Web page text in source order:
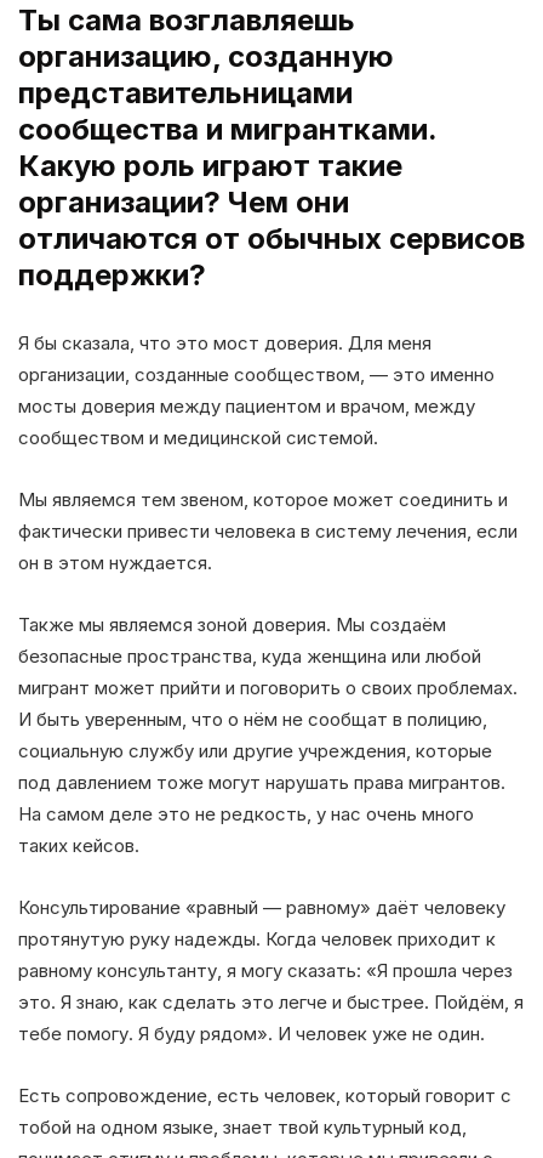
Ты сама возглавляешь
организацию, созданную
представительницами
сообщества и мигрантками.
Какую роль играют такие
организации? Чем они
отличаются от обычных сервисов
поддержки?
Я бы сказала, что это мост доверия. Для меня
организации, созданные сообществом, — это именно
мосты доверия между пациентом и врачом, между
сообществом и медицинской системой.
Мы являемся тем звеном, которое может соединить и
фактически привести человека в систему лечения, если
он в этом нуждается.
Также мы являемся зоной доверия. Мы создаём
безопасные пространства, куда женщина или любой
мигрант может прийти и поговорить о своих проблемах.
И быть уверенным, что о нём не сообщат в полицию,
социальную службу или другие учреждения, которые
под давлением тоже могут нарушать права мигрантов.
На самом деле это не редкость, у нас очень много
таких кейсов.
Консультирование «равный — равному» даёт человеку
протянутую руку надежды. Когда человек приходит к
равному консультанту, я могу сказать: «Я прошла через
это. Я знаю, как сделать это легче и быстрее. Пойдём, я
тебе помогу. Я буду рядом». И человек уже не один.
Есть сопровождение, есть человек, который говорит с
тобой на одном языке, знает твой культурный код,